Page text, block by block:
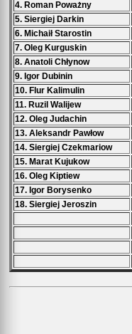
4. Roman Poważny
5. Siergiej Darkin
6. Michaił Starostin
7. Oleg Kurguskin
8. Anatoli Chłynow
9. Igor Dubinin
10. Flur Kalimulin
11. Ruzil Walijew
12. Oleg Judachin
13. Aleksandr Pawłow
14. Siergiej Czekmariow
15. Marat Kujukow
16. Oleg Kiptiew
17. Igor Borysenko
18. Siergiej Jeroszin